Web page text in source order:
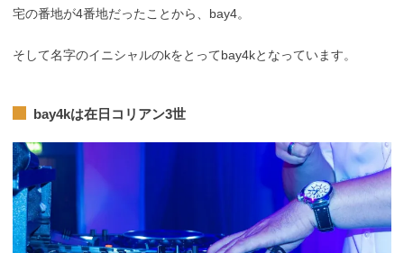
宅の番地が4番地だったことから、bay4。
そして名字のイニシャルのkをとってbay4kとなっています。
bay4kは在日コリアン3世